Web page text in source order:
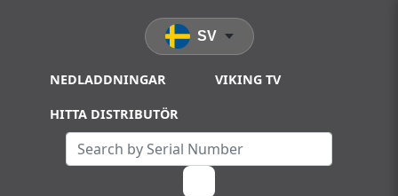
NEDLADDNINGAR VIKING TV
HITTA DISTRIBUTÖR
SV